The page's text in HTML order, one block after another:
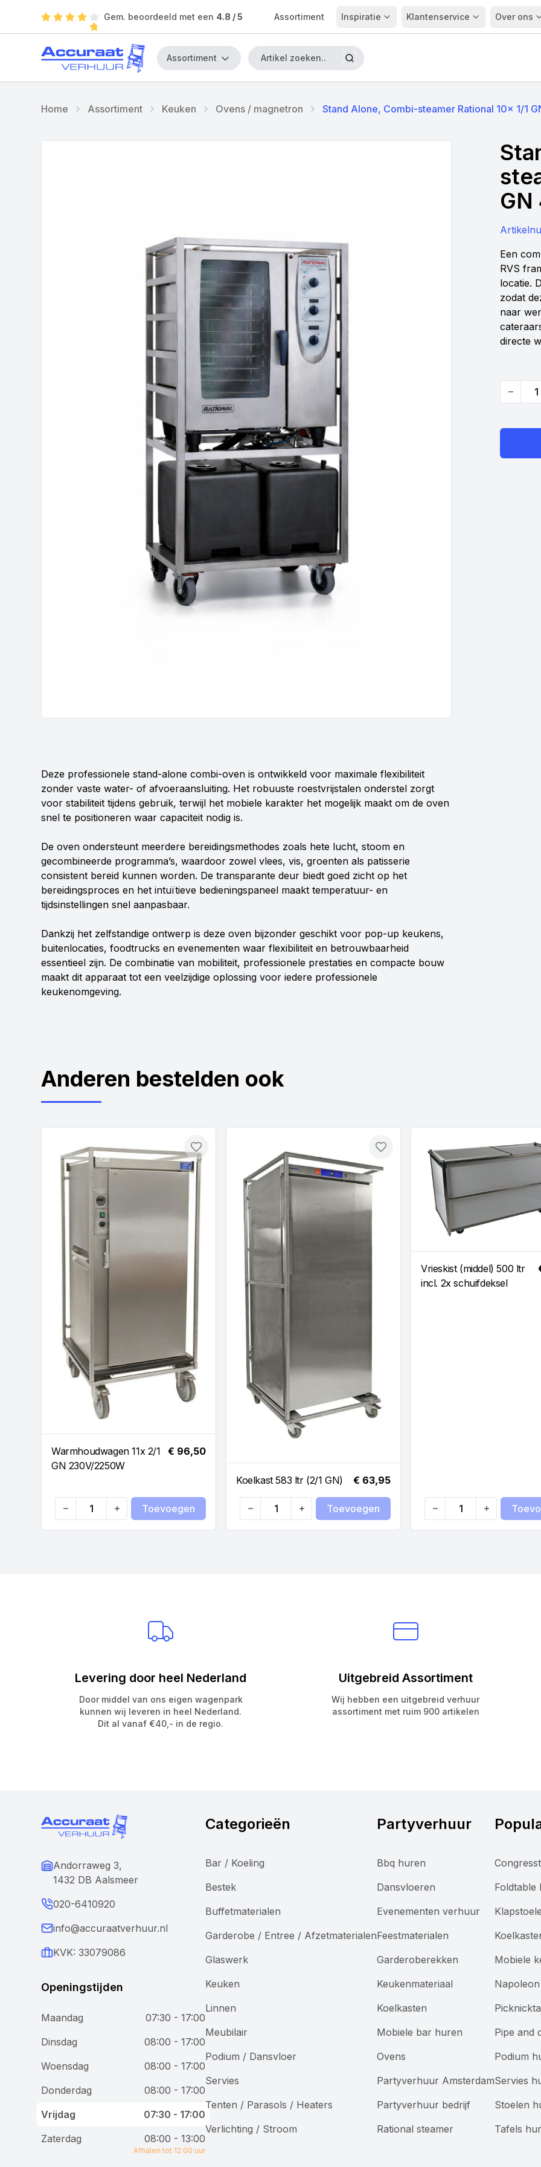
Gem. beoordeeld met een 4.8 / 5 Assortiment Inspiratie Klantenservice Over ons
Assortiment
Home Assortiment Keuken Ovens / magnetron Stand Alone, Combi-steamer Rational 10x 1/1
Een
RVS
locatie.
zodat
naar
directe
Quantity
Deze professionele stand-alone combi-oven is ontwikkeld voor maximale flexibiliteit
zonder vaste water- of afvoeraansluiting. Het robuuste roestvrijstalen onderstel zorgt
voor stabiliteit tijdens gebruik, terwijl het mobiele karakter het mogelijk maakt om de oven
snel te positioneren waar capaciteit nodig is.
De oven ondersteunt meerdere bereidingsmethodes zoals hete lucht, stoom en
gecombineerde programma’s, waardoor zowel vlees, vis, groenten als patisserie
consistent bereid kunnen worden. De transparante deur biedt goed zicht op het
bereidingsproces en het intuïtieve bedieningspaneel maakt temperatuur- en
tijdsinstellingen snel aanpasbaar.
Dankzij het zelfstandige ontwerp is deze oven bijzonder geschikt voor pop-up keukens,
buitenlocaties, foodtrucks en evenementen waar flexibiliteit en betrouwbaarheid
essentieel zijn. De combinatie van mobiliteit, professionele prestaties en compacte bouw
maakt dit apparaat tot een veelzijdige oplossing voor iedere professionele
keukenomgeving.
Anderen bestelden ook
Warmhoudwagen 11x 2/1
GN 230V/2250W
€ 96,50
Toevoegen
Quantity
Toevoegen
Koelkast 583 ltr (2/1 GN) € 63,95
Toevoegen
Quantity
Toevoegen
Vrieskist (middel) 500 ltr
incl. 2x schuifdeksel
Quantity
Levering door heel Nederland
Door middel van ons eigen wagenpark
kunnen wij leveren in heel Nederland.
Dit al vanaf €40,- in de regio.
Uitgebreid Assortiment
Wij hebben een uitgebreid verhuur
assortiment met ruim 900 artikelen
Andorraweg 3,
1432 DB Aalsmeer
020-6410920
info@accuraatverhuur.nl
KVK: 33079086
Openingstijden
Maandag
07:30 - 17:00
Dinsdag
08:00 - 17:00
Woensdag
08:00 - 17:00
Donderdag
08:00 - 17:00
Vrijdag
07:30 - 17:00
Zaterdag
08:00 - 13:00
Afhalen tot 12:00 uur
Categorieën
Bar / Koeling
Bestek
Buffetmaterialen
Garderobe / Entree / Afzetmaterialen
Glaswerk
Keuken
Linnen
Meubilair
Podium / Dansvloer
Servies
Tenten / Parasols / Heaters
Verlichting / Stroom
Partyverhuur
Bbq huren
Dansvloeren
Evenementen verhuur
Feestmaterialen
Garderoberekken
Keukenmateriaal
Koelkasten
Mobiele bar huren
Ovens
Partyverhuur Amsterdam
Partyverhuur bedrijf
Rational steamer
Foldtable
Mobiele
Pipe and
Podium
Servies
Stoelen
Tafels
Wij gebruiken cookies
Bij Accuraat Verhuur maken we gebruik van cookies en
vergelijkbare technologieën voor verschillende
doeleinden. We plaatsen functionele cookies om onze
website goed te laten werken, analytische cookies om
onze dienstverlening te verbeteren, en marketingcookies
om je gepersonaliseerde advertenties te tonen. Je hebt
controle over je voorkeuren en kunt kiezen welke cookies